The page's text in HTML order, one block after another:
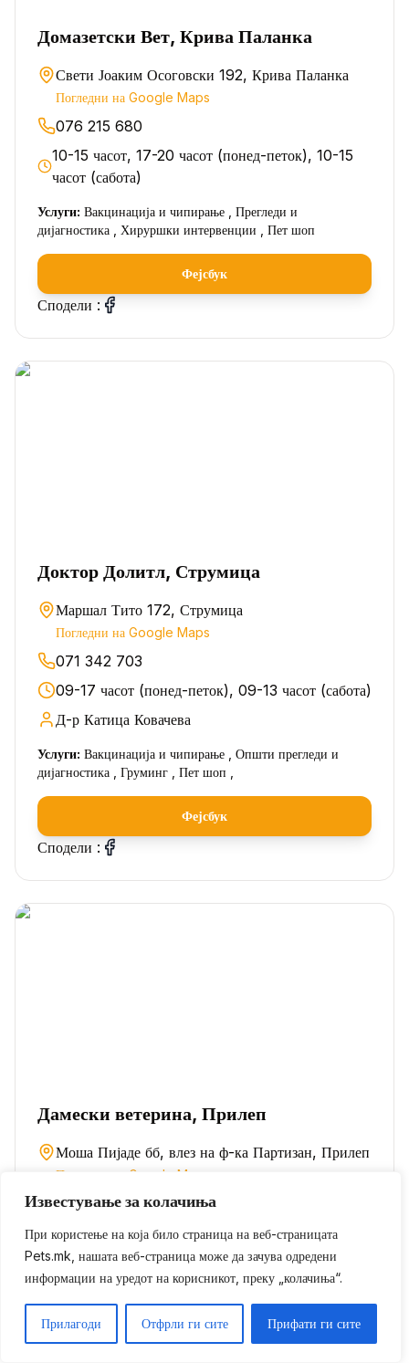
Известување за колачиња
При користење на која било страница на веб-страницата
Pets.mk, нашата веб-страница може да зачува одредени
информации на уредот на корисникот, преку „колачиња“.
Прилагоди Отфрли ги сите Прифати ги сите
Домазетски Вет, Крива Паланка
Свети Јоаким Осоговски 192, Крива Паланка
Погледни на Google Maps
076 215 680
10-15 часот, 17-20 часот (понед-петок), 10-15
часот (сабота)
Услуги: Вакцинација и чипирање , Прегледи и
дијагностика , Хируршки интервенции , Пет шоп
Фејсбук
Сподели :
Доктор Долитл, Струмица
Маршал Тито 172, Струмица
Погледни на Google Maps
071 342 703
09-17 часот (понед-петок), 09-13 часот (сабота)
Д-р Катица Ковачева
Услуги: Вакцинација и чипирање , Општи прегледи и
дијагностика , Груминг , Пет шоп ,
Фејсбук
Сподели :
Дамески ветерина, Прилеп
Моша Пијаде бб, влез на ф-ка Партизан, Прилеп
Погледни на Google Maps
071 211 489
08.30-21.30 часот (понед-петок), 10-16 часот
(сабота), 11-13 часот (недела)
др. Панче Дамески
Услуги:
Дијагностика , Лабораторија , Хируршки
интервенции , Вакцинација и чипирање , Лабораторија